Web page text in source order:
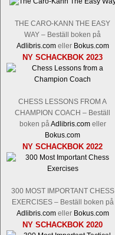
THE CARO-KANN THE EASY
WAY – Beställ boken på
Adlibris.comeller Bokus.com
NY SCHACKBOK 2023
CHESS LESSONS FROM A
CHAMPION COACH – Beställ
boken påAdlibris.comeller
Bokus.com
NY SCHACKBOK 2022
300 MOST IMPORTANT CHESS
EXERCISES – Beställ boken på
Adlibris.comeller Bokus.com
NY SCHACKBOK 2020